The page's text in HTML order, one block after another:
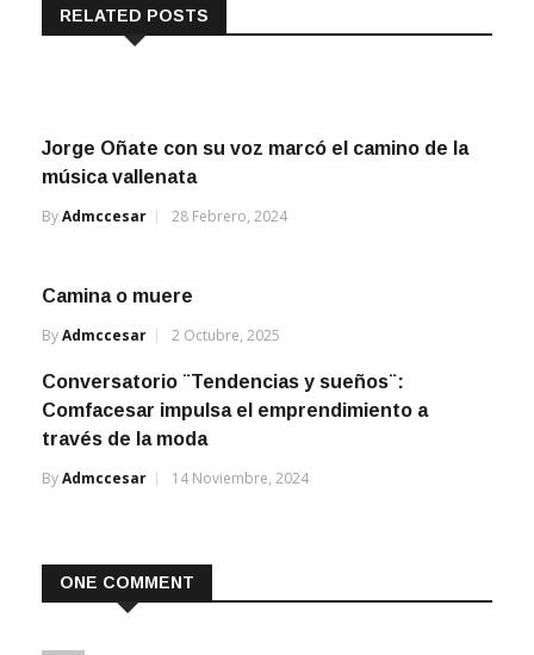
RELATED POSTS
Jorge Oñate con su voz marcó el camino de la
música vallenata
ByAdmccesar 28 Febrero, 2024
Camina o muere
ByAdmccesar 2 Octubre, 2025
Conversatorio ¨Tendencias y sueños¨:
Comfacesar impulsa el emprendimiento a
través de la moda
ByAdmccesar 14 Noviembre, 2024
ONE COMMENT